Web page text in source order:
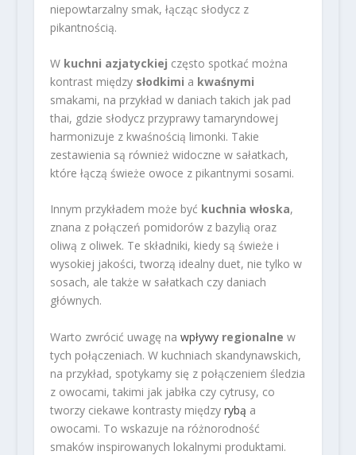
niepowtarzalny smak, łącząc słodycz z
pikantnością.
W kuchni azjatyckiej często spotkać można
kontrast między słodkimi a kwaśnymi
smakami, na przykład w daniach takich jak pad
thai, gdzie słodycz przyprawy tamaryndowej
harmonizuje z kwaśnością limonki. Takie
zestawienia są również widoczne w sałatkach,
które łączą świeże owoce z pikantnymi sosami.
Innym przykładem może być kuchnia włoska,
znana z połączeń pomidorów z bazylią oraz
oliwą z oliwek. Te składniki, kiedy są świeże i
wysokiej jakości, tworzą idealny duet, nie tylko w
sosach, ale także w sałatkach czy daniach
głównych.
Warto zwrócić uwagę na wpływy regionalne w
tych połączeniach. W kuchniach skandynawskich,
na przykład, spotykamy się z połączeniem śledzia
z owocami, takimi jak jabłka czy cytrusy, co
tworzy ciekawe kontrasty między rybą a
owocami. To wskazuje na różnorodność
smaków inspirowanych lokalnymi produktami.